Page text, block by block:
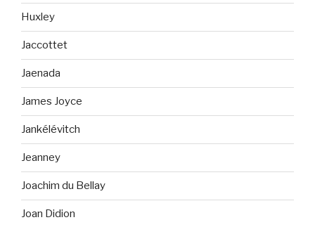
Huxley
Jaccottet
Jaenada
James Joyce
Jankélévitch
Jeanney
Joachim du Bellay
Joan Didion